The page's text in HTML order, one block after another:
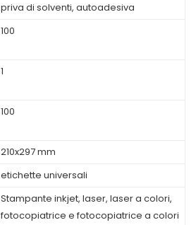
priva di solventi, autoadesiva
100
1
100
210x297 mm
etichette universali
Stampante inkjet, laser, laser a colori,
fotocopiatrice e fotocopiatrice a colori